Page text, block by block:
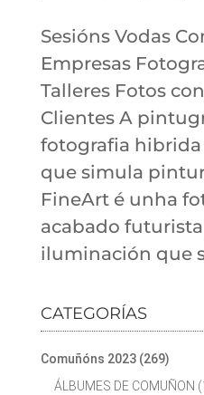
Sesións Vodas
Empresas
Talleres Fotos
Clientes A
fotografia
que simula
FineArt é unha
acabado
iluminación que
CATEGORÍAS
Comuñóns 2023 (269)
ÁLBUMES DE COMUÑON